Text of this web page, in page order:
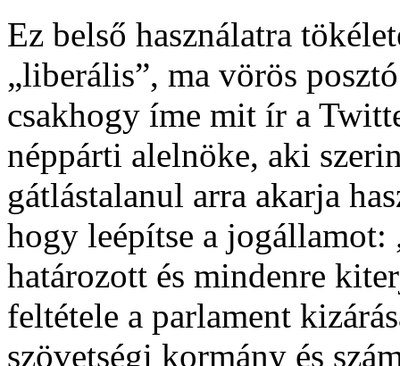
Ez belső használatra
„liberális”, ma vörös
csakhogy íme mit ír a
néppárti alelnöke, aki
gátlástalanul arra akarja
hogy leépítse a jogállamot:
határozott és mindenre
feltétele a parlament
szövetségi kormány és